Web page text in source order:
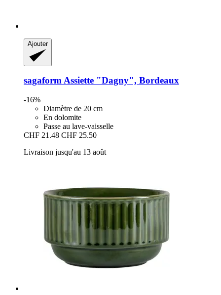
Ajouter
sagaformAssiette "Dagny", Bordeaux
-16%
Diamètre de 20 cm
En dolomite
Passe au lave-vaisselle
CHF 21.48 CHF 25.50
Livraison jusqu'au 13 août